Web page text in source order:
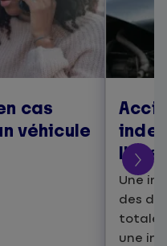
cas
véhicule
Une
des
totale,
une